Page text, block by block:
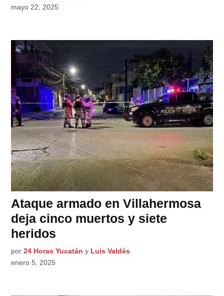
mayo 22, 2025
Ataque armado en Villahermosa
deja cinco muertos y siete
heridos
por 24 Horas Yucatán y Luis Valdés
enero 5, 2025